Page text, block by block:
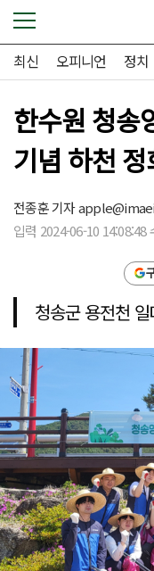
최신 오피니언 정치
한수원 청송
기념 하천 정
전종훈 기자
입력 2024-06-10 14:08:48
청송군 용전천